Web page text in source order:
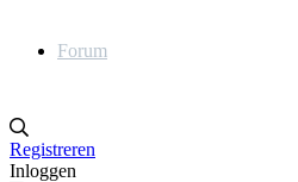
Forum
Registreren
Inloggen